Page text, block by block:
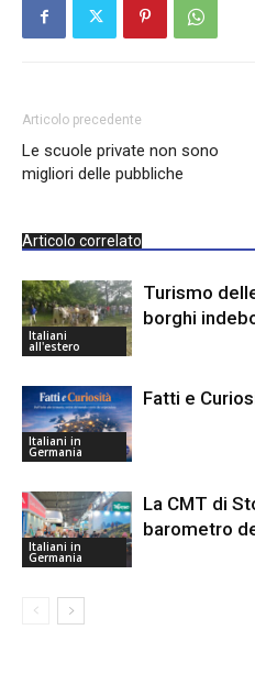
Articolo precedente
Le scuole private non sono
migliori delle pubbliche
Articolo correlato
Italiani
all'estero
Turismo
borghi
Italiani in
Germania
Fatti e
Italiani in
Germania
La CMT di
barometro